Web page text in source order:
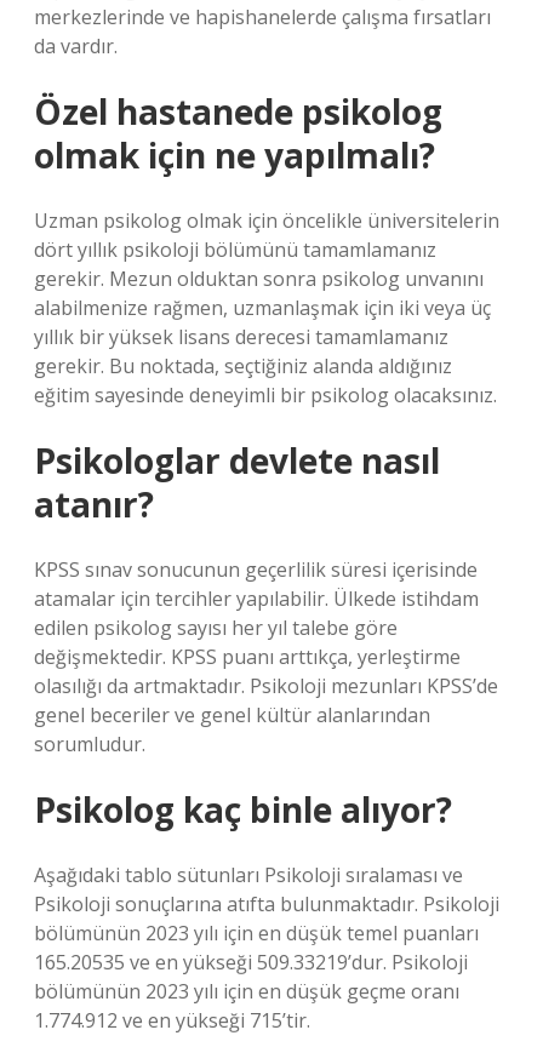
merkezlerinde ve hapishanelerde çalışma fırsatları
da vardır.
Özel hastanede psikolog
olmak için ne yapılmalı?
Uzman psikolog olmak için öncelikle üniversitelerin
dört yıllık psikoloji bölümünü tamamlamanız
gerekir. Mezun olduktan sonra psikolog unvanını
alabilmenize rağmen, uzmanlaşmak için iki veya üç
yıllık bir yüksek lisans derecesi tamamlamanız
gerekir. Bu noktada, seçtiğiniz alanda aldığınız
eğitim sayesinde deneyimli bir psikolog olacaksınız.
Psikologlar devlete nasıl
atanır?
KPSS sınav sonucunun geçerlilik süresi içerisinde
atamalar için tercihler yapılabilir. Ülkede istihdam
edilen psikolog sayısı her yıl talebe göre
değişmektedir. KPSS puanı arttıkça, yerleştirme
olasılığı da artmaktadır. Psikoloji mezunları KPSS’de
genel beceriler ve genel kültür alanlarından
sorumludur.
Psikolog kaç binle alıyor?
Aşağıdaki tablo sütunları Psikoloji sıralaması ve
Psikoloji sonuçlarına atıfta bulunmaktadır. Psikoloji
bölümünün 2023 yılı için en düşük temel puanları
165.20535 ve en yükseği 509.33219’dur. Psikoloji
bölümünün 2023 yılı için en düşük geçme oranı
1.774.912 ve en yükseği 715’tir.